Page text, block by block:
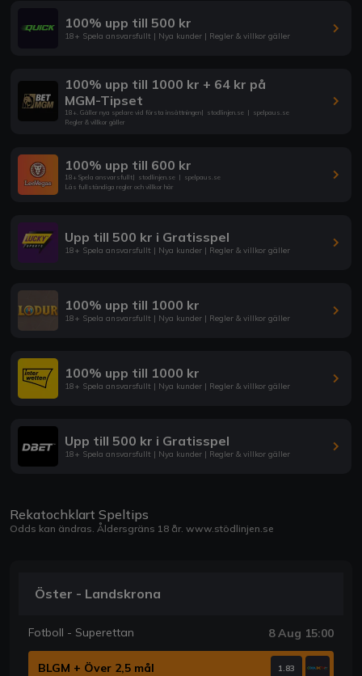
100% upp till 500 kr
18+ Spela ansvarsfullt | Nya kunder | Regler & villkor gäller
100% upp till 1000 kr + 64 kr på
MGM-Tipset
18+. Gäller nya spelare vid första insättningen| stodlinjen.se | spelpaus.se
Regler & villkor gäller
100% upp till 600 kr
18+ Spela ansvarsfullt| stodlinjen.se | spelpaus.se
Läs fullständiga regler och villkor här
Upp till 500 kr i Gratisspel
18+ Spela ansvarsfullt | Nya kunder | Regler & villkor gäller
100% upp till 1000 kr
18+ Spela ansvarsfullt | Nya kunder | Regler & villkor gäller
100% upp till 1000 kr
18+ Spela ansvarsfullt | Nya kunder | Regler & villkor gäller
Upp till 500 kr i Gratisspel
18+ Spela ansvarsfullt | Nya kunder | Regler & villkor gäller
Rekatochklart Speltips
Odds kan ändras. Åldersgräns 18 år. www.stödlinjen.se
Öster - Landskrona
Fotboll - Superettan 8 Aug 15:00
BLGM + Över 2,5 mål 1.83